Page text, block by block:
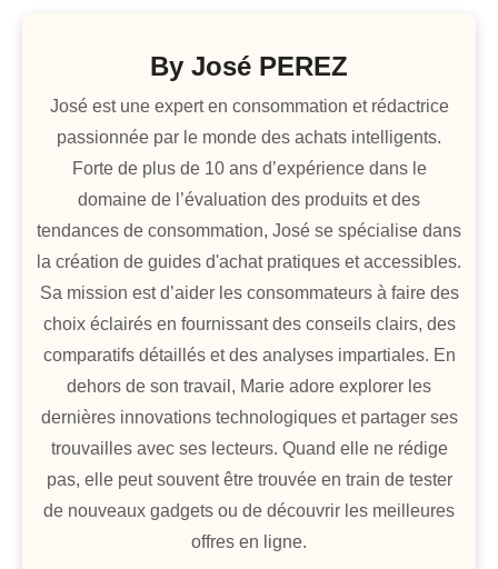
By José PEREZ
José est une expert en consommation et rédactrice
passionnée par le monde des achats intelligents.
Forte de plus de 10 ans d’expérience dans le
domaine de l’évaluation des produits et des
tendances de consommation, José se spécialise dans
la création de guides d'achat pratiques et accessibles.
Sa mission est d’aider les consommateurs à faire des
choix éclairés en fournissant des conseils clairs, des
comparatifs détaillés et des analyses impartiales. En
dehors de son travail, Marie adore explorer les
dernières innovations technologiques et partager ses
trouvailles avec ses lecteurs. Quand elle ne rédige
pas, elle peut souvent être trouvée en train de tester
de nouveaux gadgets ou de découvrir les meilleures
offres en ligne.